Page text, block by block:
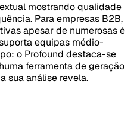
mostrando qualidade
Para empresas B2B,
apesar de numerosas é
equipas médio-
o Profound destaca-se
ferramenta de geração
sua análise revela.